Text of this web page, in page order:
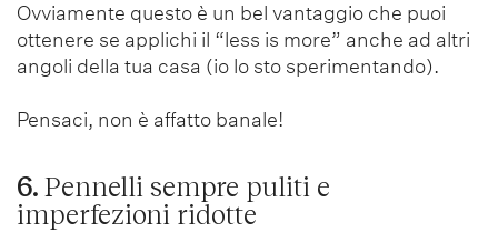
Ovviamente questo è un bel vantaggio che puoi
ottenere se applichi il “less is more” anche ad altri
angoli della tua casa (io lo sto sperimentando).
Pensaci, non è affatto banale!
6. Pennelli sempre puliti e
imperfezioni ridotte